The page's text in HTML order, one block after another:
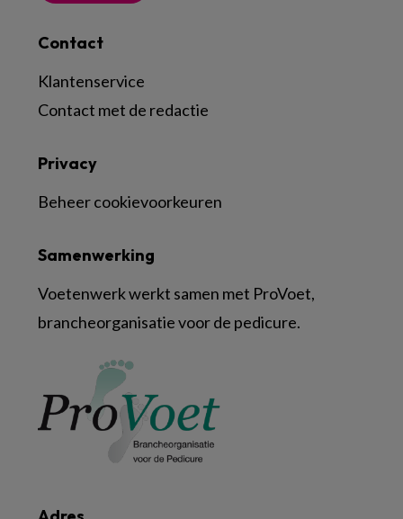
Contact
Klantenservice
Contact met de redactie
Samenwerking
Voetenwerk werkt samen met ProVoet,
brancheorganisatie voor de pedicure.
Privacy
Beheer cookievoorkeuren